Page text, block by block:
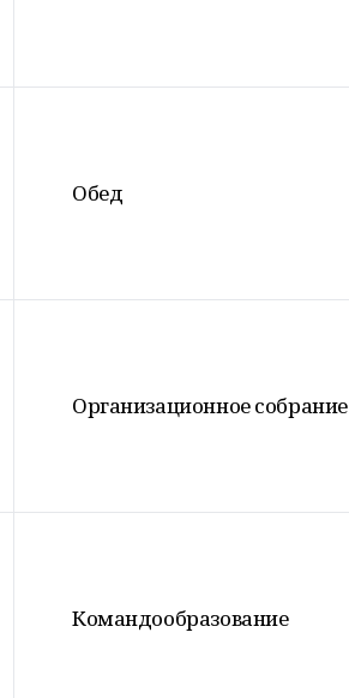
Обед
Организационное собрание
Командообразование